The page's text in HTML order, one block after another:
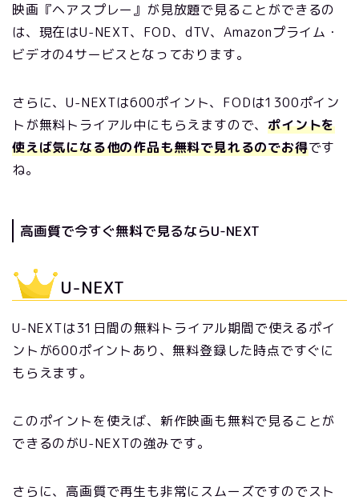
映画『ヘアスプレー』が見放題で見ることができるの
は、現在はU-NEXT、FOD、dTV、Amazonプライム・
ビデオの4サービスとなっております。
さらに、U-NEXTは600ポイント、FODは1300ポイン
トが無料トライアル中にもらえますので、ポイントを
使えば気になる他の作品も無料で見れるのでお得です
ね。
高画質で今すぐ無料で見るならU-NEXT
U-NEXT
U-NEXTは31日間の無料トライアル期間で使えるポイ
ントが600ポイントあり、無料登録した時点ですぐに
もらえます。
このポイントを使えば、新作映画も無料で見ることが
できるのがU-NEXTの強みです。
さらに、高画質で再生も非常にスムーズですのでスト